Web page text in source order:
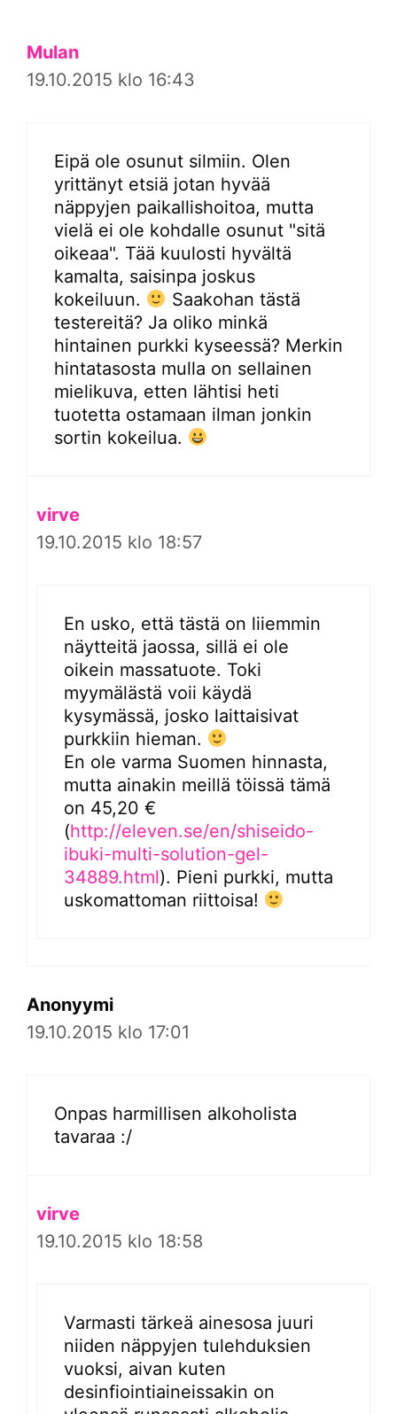
Mulan
19.10.2015 klo 16:43
Eipä ole osunut silmiin. Olen
yrittänyt etsiä jotan hyvää
näppyjen paikallishoitoa, mutta
vielä ei ole kohdalle osunut "sitä
oikeaa". Tää kuulosti hyvältä
kamalta, saisinpa joskus
kokeiluun.
Saakohan tästä
testereitä? Ja oliko minkä
hintainen purkki kyseessä? Merkin
hintatasosta mulla on sellainen
mielikuva, etten lähtisi heti
tuotetta ostamaan ilman jonkin
sortin kokeilua.
virve
19.10.2015 klo 18:57
En usko, että tästä on liiemmin
näytteitä jaossa, sillä ei ole
oikein massatuote. Toki
myymälästä voii käydä
kysymässä, josko laittaisivat
purkkiin hieman.
En ole varma Suomen hinnasta,
mutta ainakin meillä töissä tämä
on 45,20 €
(http://eleven.se/en/shiseido-
ibuki-multi-solution-gel-
34889.html). Pieni purkki, mutta
uskomattoman riittoisa!
Anonyymi
19.10.2015 klo 17:01
Onpas harmillisen alkoholista
tavaraa :/
virve
19.10.2015 klo 18:58
Varmasti tärkeä ainesosa juuri
niiden näppyjen tulehduksien
vuoksi, aivan kuten
desinfiointiaineissakin on